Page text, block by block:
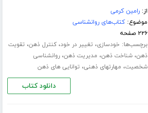
از:رامین کرمی
موضوع:کتاب‌های روانشناسی
۲۲۶ صفحه
برچسب‌ها: خودسازی، تغییر در خود،کنترل ذهن، تقویت
ذهن،شناخت ذهن، مدیریت ذهن،روانشناسی
شخصیت، مهارت­های ذهنی، توانایی های ذهن
دانلود کتاب